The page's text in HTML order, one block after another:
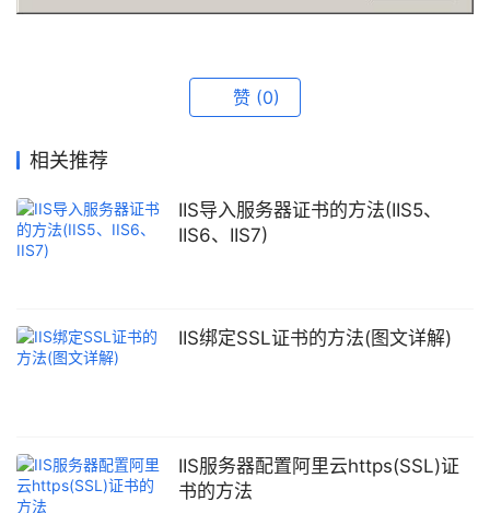
赞 (0)
相关推荐
IIS导入服务器证书的方法(IIS5、
IIS6、IIS7)
IIS绑定SSL证书的方法(图文详解)
IIS服务器配置阿里云https(SSL)证
书的方法